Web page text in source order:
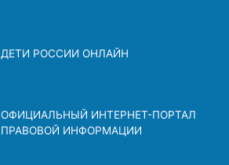
ДЕТИ РОССИИ ОНЛАЙН
ОФИЦИАЛЬНЫЙ ИНТЕРНЕТ-ПОРТАЛ
ПРАВОВОЙ ИНФОРМАЦИИ